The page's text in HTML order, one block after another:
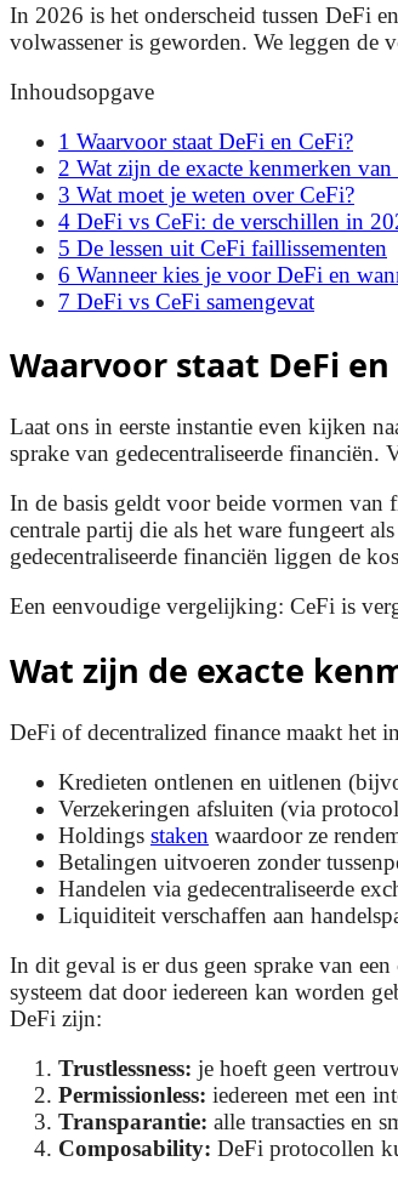
In 2026 is het onderscheid tussen DeFi
volwassener is geworden. We leggen
Inhoudsopgave
1 Waarvoor staat DeFi en CeFi?
2 Wat zijn de exacte kenmerken
3 Wat moet je weten over CeFi?
4 DeFi vs CeFi: de verschillen in
5 De lessen uit CeFi faillissementen
6 Wanneer kies je voor DeFi en
7 DeFi vs CeFi samengevat
Waarvoor staat DeFi en
Laat ons in eerste instantie even kijken
sprake van gedecentraliseerde
In de basis geldt voor beide vormen van
centrale partij die als het ware fungeert
gedecentraliseerde financiën liggen de
Een eenvoudige vergelijking: CeFi is
Wat zijn de exacte
DeFi of decentralized finance maakt het
Kredieten ontlenen en uitlenen
Verzekeringen afsluiten (via
Holdings staken waardoor ze
Betalingen uitvoeren zonder
Handelen via gedecentraliseerde
Liquiditeit verschaffen aan
In dit geval is er dus geen sprake van
systeem dat door iedereen kan worden
DeFi zijn:
Trustlessness: je hoeft geen
Permissionless: iedereen met een
Transparantie: alle transacties en
Composability: DeFi protocollen